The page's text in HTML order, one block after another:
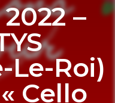
–
Le-Roi)
Cello